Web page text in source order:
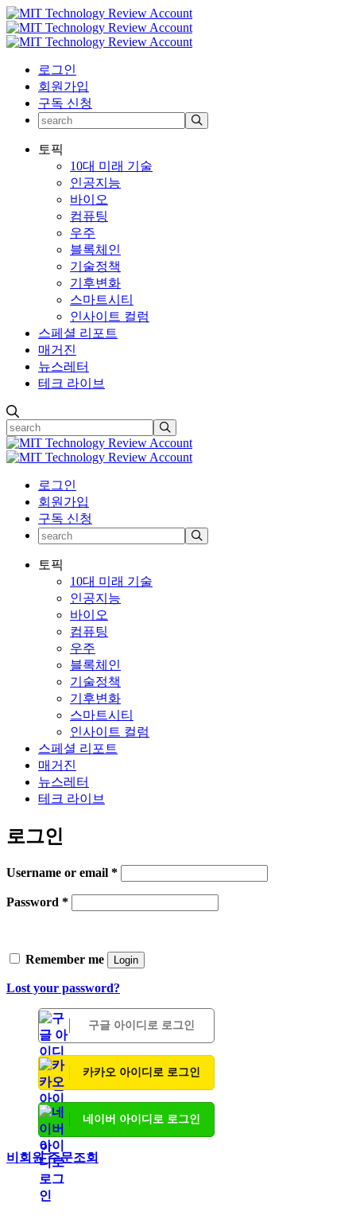
로그인
회원가입
구독 신청
토픽
10대 미래 기술
인공지능
바이오
컴퓨팅
우주
블록체인
기술정책
기후변화
스마트시티
인사이트 컬럼
스페셜 리포트
매거진
뉴스레터
테크 라이브
로그인
회원가입
구독 신청
토픽
10대 미래 기술
인공지능
바이오
컴퓨팅
우주
블록체인
기술정책
기후변화
스마트시티
인사이트 컬럼
스페셜 리포트
매거진
뉴스레터
테크 라이브
로그인
Username or email *
Password *
Remember me Login
Lost your password?
구글 아이디로 로그인
카카오 아이디로 로그인
네이버 아이디로 로그인
비회원 주문조회